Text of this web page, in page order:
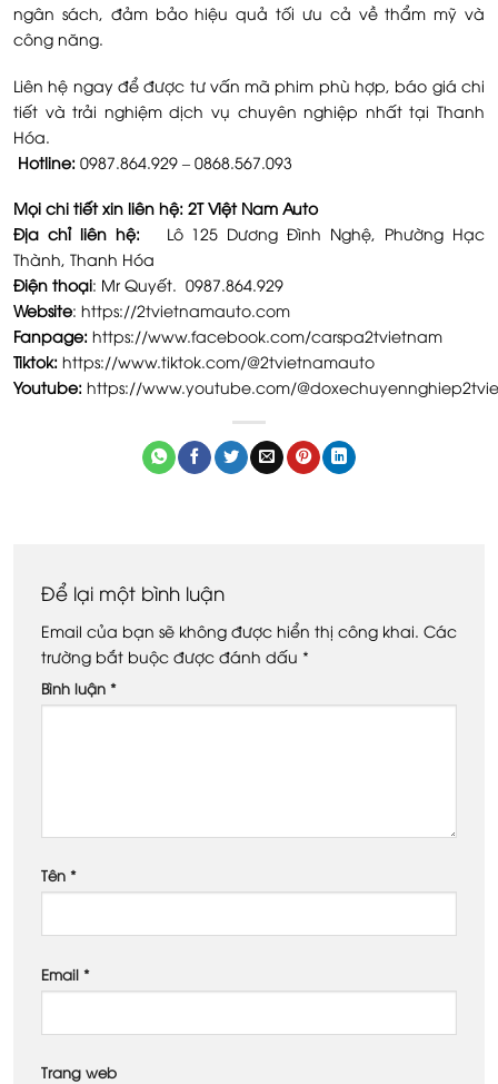
ngân sách, đảm bảo hiệu quả tối ưu cả về thẩm mỹ và
công năng.
Liên hệ ngay để được tư vấn mã phim phù hợp, báo giá chi
tiết và trải nghiệm dịch vụ chuyên nghiệp nhất tại Thanh
Hóa.
Hotline: 0987.864.929 – 0868.567.093
Mọi chi tiết xin liên hệ: 2T Việt Nam Auto
Địa chỉ liên hệ: Lô 125 Dương Đình Nghệ, Phường Hạc
Thành, Thanh Hóa
Điện thoại: Mr Quyết. 0987.864.929
Website: https://2tvietnamauto.com
Fanpage: https://www.facebook.com/carspa2tvietnam
Tiktok: https://www.tiktok.com/@2tvietnamauto
Youtube: https://www.youtube.com/
Để lại một bình luận
Email của bạn sẽ không được hiển thị công khai. Các
trường bắt buộc được đánh dấu *
Bình luận *
Tên *
Email *
Trang web